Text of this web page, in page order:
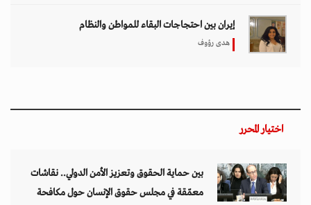
إيران بين احتجاجات البقاء للمواطن والنظام
هدى رؤوف
اختيار المحرر
بين حماية الحقوق وتعزيز الأمن الدولي.. نقاشات
معمّقة في مجلس حقوق الإنسان حول مكافحة